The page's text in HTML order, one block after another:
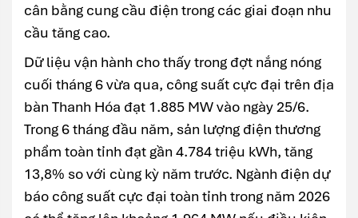
cân bằng cung cầu điện trong các giai đoạn nhu
cầu tăng cao.
Dữ liệu vận hành cho thấy trong đợt nắng nóng
cuối tháng 6 vừa qua, công suất cực đại trên địa
bàn Thanh Hóa đạt 1.885 MW vào ngày 25/6.
Trong 6 tháng đầu năm, sản lượng điện thương
phẩm toàn tỉnh đạt gần 4.784 triệu kWh, tăng
13,8% so với cùng kỳ năm trước. Ngành điện dự
báo công suất cực đại toàn tỉnh trong năm 2026